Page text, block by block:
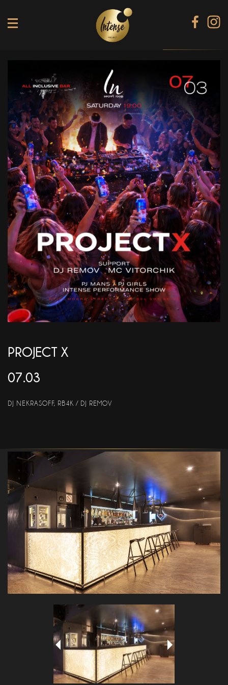
SHINE КАРАОКЕ БАР
BLACK DIAMOND КАРАОКЕ
SECRET ROOM
МЕНЮ
ГАЛЕРЕЯ
БАНКЕТИ
КОНТАКТИ
АКЦІЇ
EN
PROJECT X
07.03
DJ NEKRASOFF, RB4K / DJ REMOV